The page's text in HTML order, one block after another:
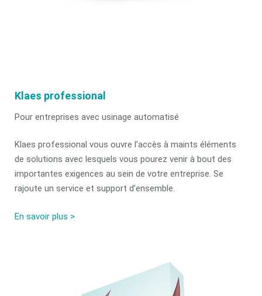
Klaes professional
Pour entreprises avec usinage automatisé
Klaes professional vous ouvre l’accès à maints éléments
de solutions avec lesquels vous pourez venir à bout des
importantes exigences au sein de votre entreprise. Se
rajoute un service et support d’ensemble.
En savoir plus >